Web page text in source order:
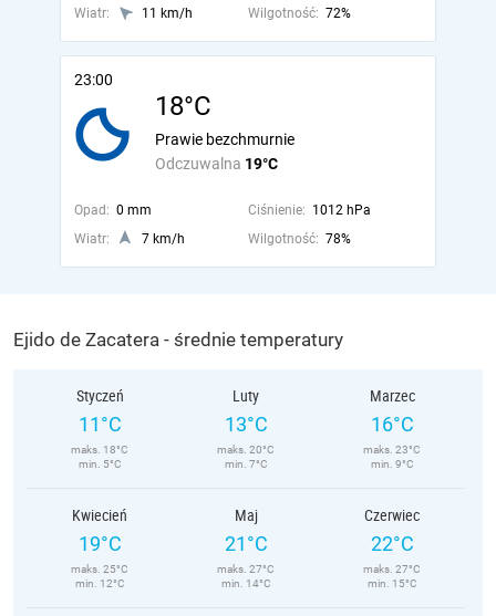
Wiatr: 11 km/h Wilgotność: 72%
23:00
18°C
Odczuwalna 19°C
Prawie bezchmurnie
Opad: 0 mm Ciśnienie: 1012 hPa
Wiatr:
7 km/h Wilgotność: 78%
Ejido de Zacatera - średnie temperatury
Styczeń
11°C
maks. 18°C
min. 5°C
Luty
13°C
maks. 20°C
min. 7°C
Marzec
16°C
maks. 23°C
min. 9°C
Kwiecień
19°C
maks. 25°C
min. 12°C
Maj
21°C
maks. 27°C
min. 14°C
Czerwiec
22°C
maks. 27°C
min. 15°C